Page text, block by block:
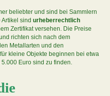
beliebter und sind bei Sammlern
sind urheberrechtlich
Zertifikat versehen. Die Preise
richten sich nach dem
Metallarten und den
kleine Objekte beginnen bei etwa
Euro sind zu finden.